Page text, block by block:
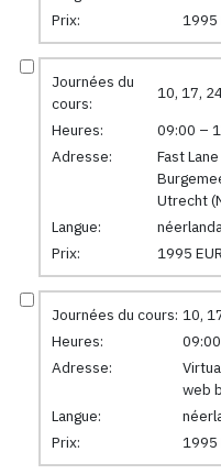
Prix:
1995
Journées du
cours:
10, 17,
Heures:
09:00 –
Adresse:
Fast
Utrecht
Langue:
Prix:
1995
Journées du cours: 10,
Heures:
Adresse:
web
Langue:
Prix:
1995